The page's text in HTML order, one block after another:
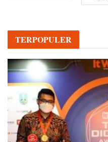
TERPOPULER